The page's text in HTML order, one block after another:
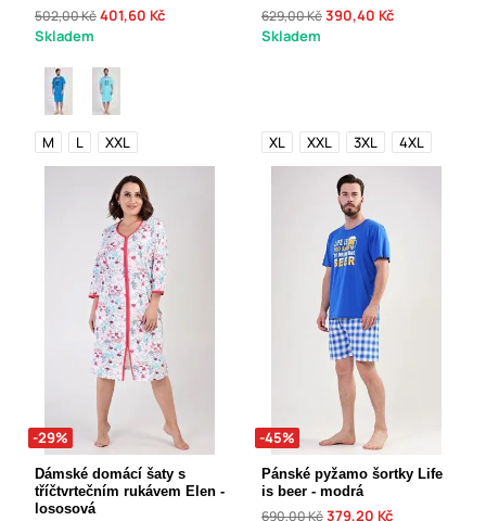
502,00 Kč401,60 Kč
Skladem
M L XXL
629,00 Kč390,40 Kč
Skladem
XL XXL 3XL 4XL
-29%
Dámské domácí šaty s
tříčtvrtečním rukávem Elen -
lososová
-45%
Pánské pyžamo šortky Life
is beer - modrá
690,00 Kč379,20 Kč